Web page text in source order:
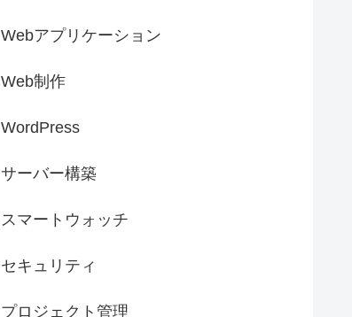
Webアプリケーション
Web制作
WordPress
サーバー構築
スマートウォッチ
セキュリティ
プロジェクト管理